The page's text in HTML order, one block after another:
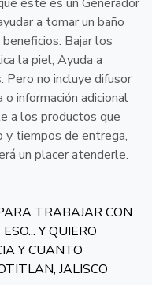
a tomar un baño
Bajar los
la piel, Ayuda a
Pero no incluye difusor
o información adicional
a los productos que
y tiempos de entrega,
un placer atenderle.
TRABAJAR CON
Y QUIERO
Y CUANTO
JALISCO